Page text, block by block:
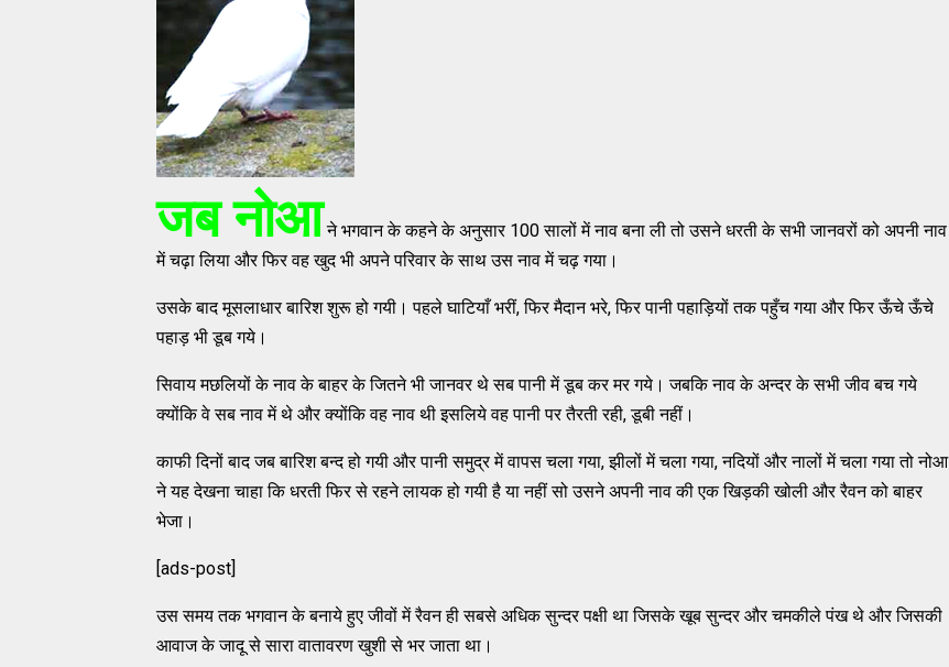
जब नोआने भगवान के कहने के अनुसार 100 सालों में नाव बना ली तो उसने धरती के सभी जानवरों को अपनी नाव
में चढ़ा लिया और फिर वह खुद भी अपने परिवार के साथ उस नाव में चढ़ गया।
उसके बाद मूसलाधार बारिश शुरू हो गयी। पहले घाटियाँ भरीं, फिर मैदान भरे, फिर पानी पहाड़ियों तक पहुँच गया और फिर ऊँचे ऊँचे
पहाड़ भी डूब गये।
सिवाय मछलियों के नाव के बाहर के जितने भी जानवर थे सब पानी में डूब कर मर गये। जबकि नाव के अन्दर के सभी जीव बच गये
क्योंकि वे सब नाव में थे और क्योंकि वह नाव थी इसलिये वह पानी पर तैरती रही, डूबी नहीं।
काफी दिनों बाद जब बारिश बन्द हो गयी और पानी समुद्र में वापस चला गया, झीलों में चला गया, नदियों और नालों में चला गया तो नोआ
ने यह देखना चाहा कि धरती फिर से रहने लायक हो गयी है या नहीं सो उसने अपनी नाव की एक खिड़की खोली और रैवन को बाहर
भेजा।
[ads-post]
उस समय तक भगवान के बनाये हुए जीवों में रैवन ही सबसे अधिक सुन्दर पक्षी था जिसके खूब सुन्दर और चमकीले पंख थे और जिसकी
आवाज के जादू से सारा वातावरण खुशी से भर जाता था।